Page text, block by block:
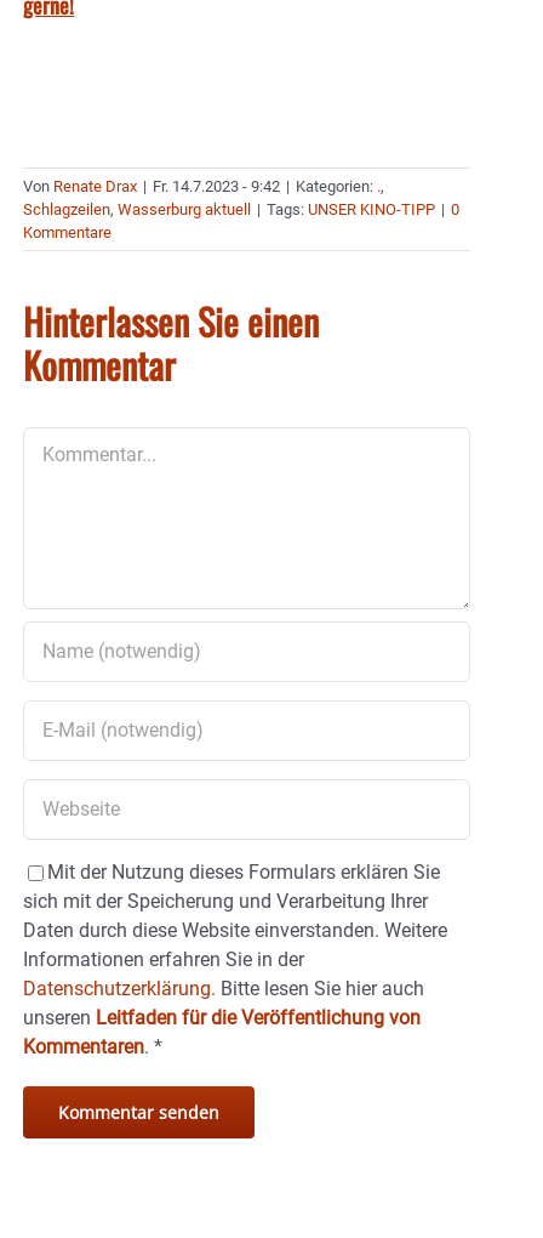
Von Renate Drax | Fr. 14.7.2023 - 9:42 | Kategorien: .,
Schlagzeilen, Wasserburg aktuell | Tags: UNSER KINO-TIPP | 0
Kommentare
Hinterlassen Sie einen
Kommentar
Mit der Nutzung dieses Formulars erklären Sie
sich mit der Speicherung und Verarbeitung Ihrer
Daten durch diese Website einverstanden. Weitere
Informationen erfahren Sie in der
Datenschutzerklärung. Bitte lesen Sie hier auch
unseren Leitfaden für die Veröffentlichung von
Kommentaren. *